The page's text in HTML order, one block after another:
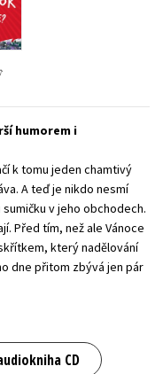
humorem i
k tomu jeden chamtivý
A teď je nikdo nesmí
v jeho obchodech.
Před tím, než ale Vánoce
který nadělování
dne přitom zbývá jen pár
CD